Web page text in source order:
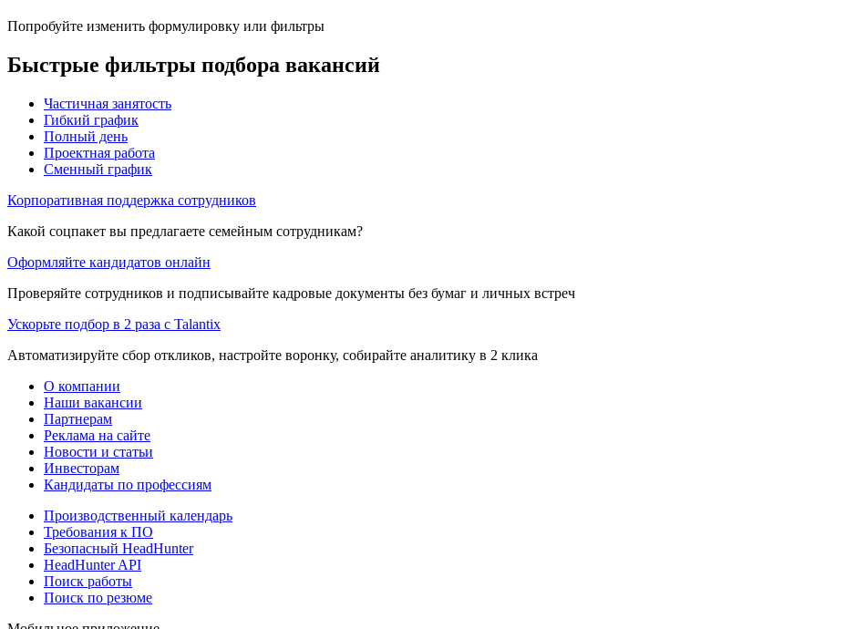
Попробуйте изменить формулировку или фильтры
Быстрые фильтры подбора вакансий
Частичная занятость
Гибкий график
Полный день
Проектная работа
Сменный график
Корпоративная поддержка сотрудников
Какой соцпакет вы предлагаете семейным сотрудникам?
Оформляйте кандидатов онлайн
Проверяйте сотрудников и подписывайте кадровые документы без бумаг и личных встреч
Ускорьте подбор в 2 раза с Talantix
Автоматизируйте сбор откликов, настройте воронку, собирайте аналитику в 2 клика
О компании
Наши вакансии
Партнерам
Реклама на сайте
Новости и статьи
Инвесторам
Кандидаты по профессиям
Производственный календарь
Требования к ПО
Безопасный HeadHunter
HeadHunter API
Поиск работы
Поиск по резюме